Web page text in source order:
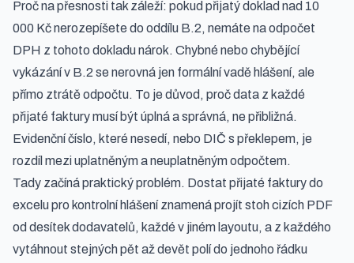
Proč na přesnosti tak záleží: pokud přijatý doklad nad 10
000 Kč nerozepíšete do oddílu B.2, nemáte na odpočet
DPH z tohoto dokladu nárok. Chybné nebo chybějící
vykázání v B.2 se nerovná jen formální vadě hlášení, ale
přímo ztrátě odpočtu. To je důvod, proč data z každé
přijaté faktury musí být úplná a správná, ne přibližná.
Evidenční číslo, které nesedí, nebo DIČ s překlepem, je
rozdíl mezi uplatněným a neuplatněným odpočtem.
Tady začíná praktický problém. Dostat přijaté faktury do
excelu pro kontrolní hlášení znamená projít stoh cizích PDF
od desítek dodavatelů, každé v jiném layoutu, a z každého
vytáhnout stejných pět až devět polí do jednoho řádku